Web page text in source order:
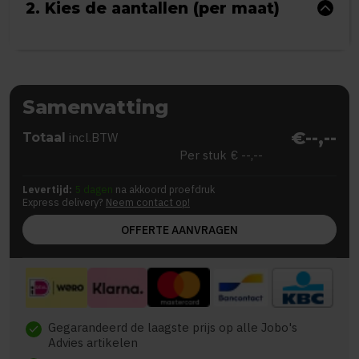
2. Kies de aantallen (per maat)
Samenvatting
Totaal incl.BTW €--,--
Per stuk € --,--
Levertijd: 5 dagen na akkoord proefdruk
Express delivery? Neem contact op!
OFFERTE AANVRAGEN
check Gegarandeerd de laagste prijs op alle Jobo's
Advies artikelen